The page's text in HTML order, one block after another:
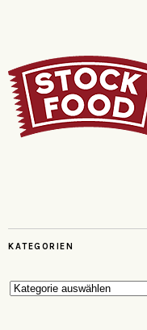
KATEGORIEN
Kategorien